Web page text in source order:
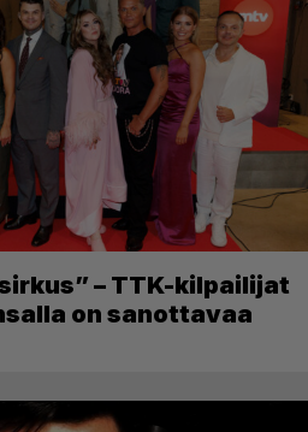
– TTK-kilpailijat
on sanottavaa